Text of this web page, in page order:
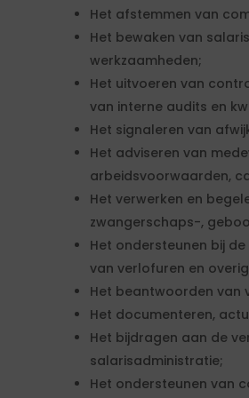
Het afstemmen van
Het bewaken van
werkzaamheden;
Het uitvoeren van
van interne audits en
Het signaleren van
Het adviseren van
arbeidsvoorwaarden,
Het verwerken en
zwangerschaps-,
Het ondersteunen bij
van verlofuren en
Het beantwoorden van
Het documenteren,
Het bijdragen aan de
salarisadministratie;
Het ondersteunen van